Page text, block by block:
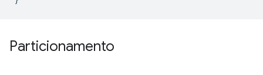
Particionamento